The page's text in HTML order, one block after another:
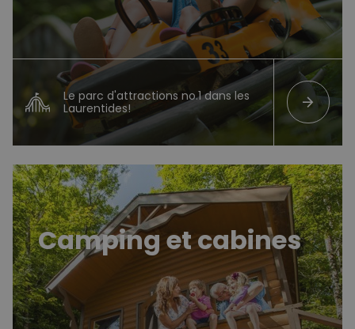
Le parc d'attractions no.1 dans les
Laurentides!
arrow_forward
Camping et cabines
Camping et cabines